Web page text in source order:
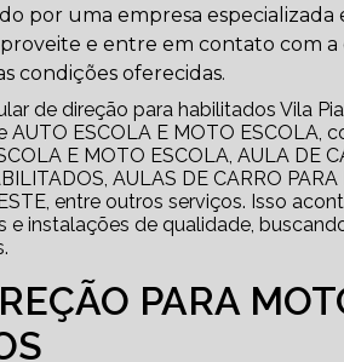
por uma empresa
e entre em contato com
condições oferecidas.
de direção para habilitados Vila
ESCOLA E MOTO ESCOLA,
E MOTO ESCOLA, AULA DE
AULAS DE CARRO
entre outros serviços. Isso
e instalações de qualidade,
PARA